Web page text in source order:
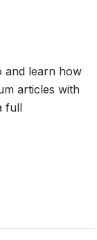
and learn how
articles with
full